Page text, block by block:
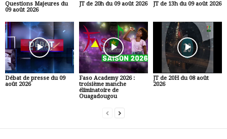
Questions Majeures du
09 août 2026
JT de 20h du 09 août 2026 JT de 13h du 09 août 2026
Débat de presse du 09
août 2026
Faso Academy 2026 :
troisième manche
éliminatoire de
Ouagadougou
JT de 20H du 08 août
2026